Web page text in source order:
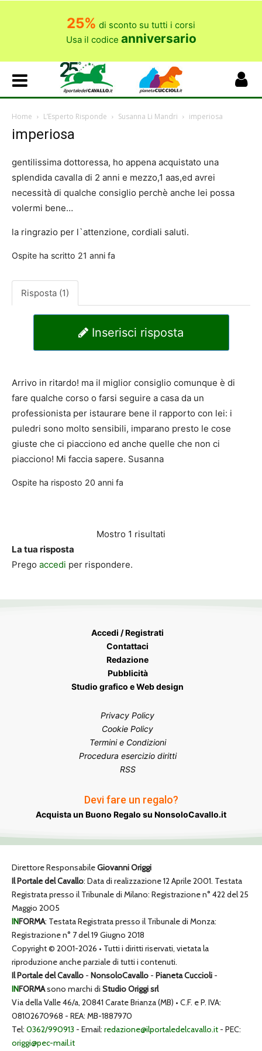
25% di sconto su tutti i corsi
Usa il codice anniversario
Home L’Esperto Risponde Susanna Li Mandri imperiosa
imperiosa
gentilissima dottoressa, ho appena acquistato una
splendida cavalla di 2 anni e mezzo,1 aas,ed avrei
necessità di qualche consiglio perchè anche lei possa
volermi bene…
la ringrazio per l`attenzione, cordiali saluti.
Ospite ha scritto 21 anni fa
Risposta (1)
Inserisci risposta
Arrivo in ritardo! ma il miglior consiglio comunque è di
fare qualche corso o farsi seguire a casa da un
professionista per istaurare bene il rapporto con lei: i
puledri sono molto sensibili, imparano presto le cose
giuste che ci piacciono ed anche quelle che non ci
piacciono! Mi faccia sapere. Susanna
Ospite ha risposto 20 anni fa
Mostro 1 risultati
La tua risposta
Prego accedi per rispondere.
Accedi / Registrati
Contattaci
Redazione
Pubblicità
Studio grafico e Web design
Privacy Policy
Cookie Policy
Termini e Condizioni
Procedura esercizio diritti
RSS
Devi fare un regalo?
Acquista un Buono Regalo su NonsoloCavallo.it
Direttore ResponsabileGiovanni Origgi
Il Portale del Cavallo: Data di realizzazione 12 Aprile 2001. Testata
Registrata presso il Tribunale di Milano: Registrazione n° 422 del 25
Maggio 2005
INFORMA: Testata Registrata presso il Tribunale di Monza:
Registrazione n° 7 del 19 Giugno 2018
Copyright © 2001-2026 • Tutti i diritti riservati, vietata la
riproduzione anche parziale di tutti i contenuti.
Il Portale del Cavallo - NonsoloCavallo - Pianeta Cuccioli -
INFORMAsono marchi di Studio Origgi srl
Via della Valle 46/a, 20841 Carate Brianza (MB) • C.F. e P. IVA:
08102670968 - REA: MB-1887970
Tel: 0362/990913 - Email: redazione@ilportaledelcavallo.it - PEC:
origgi@pec-mail.it